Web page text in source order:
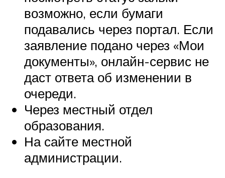
возможно, если бумаги
подавались через портал. Если
заявление подано через «Мои
документы», онлайн-сервис не
даст ответа об изменении в
очереди.
Через местный отдел
образования.
На сайте местной
администрации.